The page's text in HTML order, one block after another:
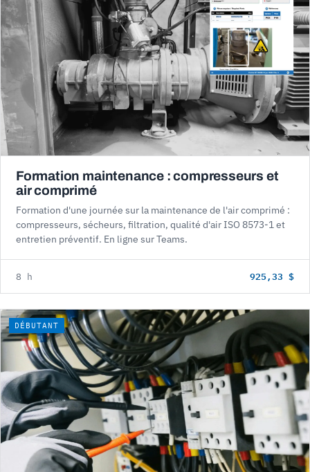
Formation maintenance : compresseurs et
air comprimé
Formation d'une journée sur la maintenance de l'air comprimé :
compresseurs, sécheurs, filtration, qualité d'air ISO 8573-1 et
entretien préventif. En ligne sur Teams.
8 h 925,33 $
DÉBUTANT